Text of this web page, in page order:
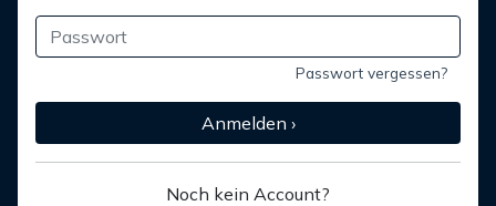
Passwort vergessen?
Anmelden ›
Noch kein Account?